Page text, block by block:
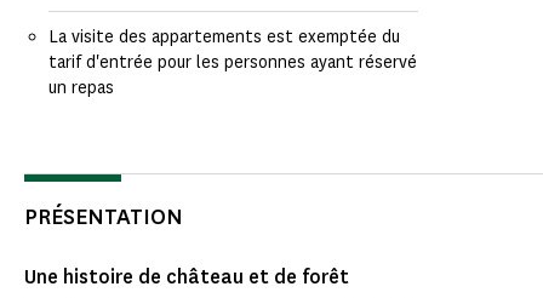
La visite des appartements est exemptée du
tarif d'entrée pour les personnes ayant réservé
un repas
PRÉSENTATION
Une histoire de château et de forêt